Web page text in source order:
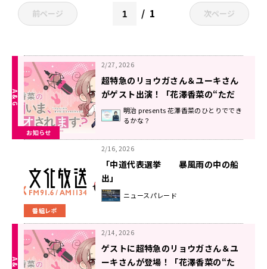
前ページ 1 次ページ
お知らせ
2/27, 2026
超特急のリョウガさん＆ユーキさん
がゲスト出演！「花澤香菜の“ただ
いま、ラジオされます？”」第4回が
配信中！
明治 presents 花澤香菜のひとりででき
るかな？
番組レポ
2/16, 2026
「中道代表選挙 暴風雨の中の船
出」
ニュースパレード
2/14, 2026
ゲストに超特急のリョウガさん＆ユ
ーキさんが登場！「花澤香菜の“た